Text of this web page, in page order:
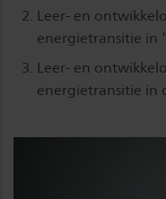
Leer- en
energietransitie in
Leer- en
energietransitie in